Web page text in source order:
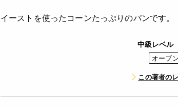
イーストを使ったコーンたっぷりのパンです。
中級レベル
オーブン
この著者の